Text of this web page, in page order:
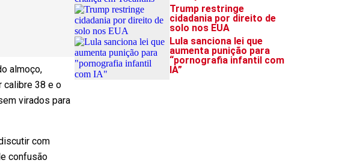
almoço,
calibre 38 e o
virados para
com
confusão